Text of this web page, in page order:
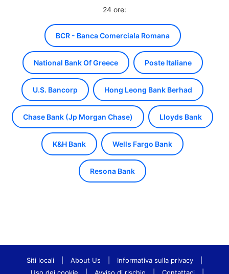
24 ore:
BCR - Banca Comerciala Romana
National Bank Of Greece Poste Italiane
U.S. Bancorp Hong Leong Bank Berhad
Chase Bank (Jp Morgan Chase) Lloyds Bank
K&H Bank Wells Fargo Bank
Resona Bank
Siti locali About Us Informativa sulla privacy